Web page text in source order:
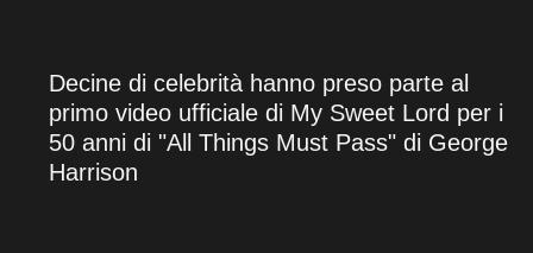
Decine di celebrità hanno preso parte al
primo video ufficiale di My Sweet Lord per i
50 anni di "All Things Must Pass" di George
Harrison